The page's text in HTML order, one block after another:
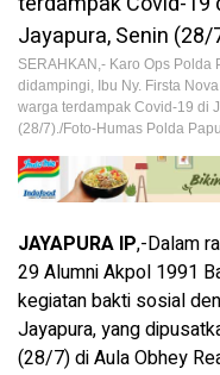
SERAHKAN,- Karo Ops
didampingi, Ibu Ny. Firsta
warga terdampak Covid-19 di
(28/7)./Foto-Humas Polda
JAYAPURA IP,-Dalam
29 Alumni Akpol 1991
kegiatan bakti sosial
Jayapura, yang
(28/7) di Aula Obhey